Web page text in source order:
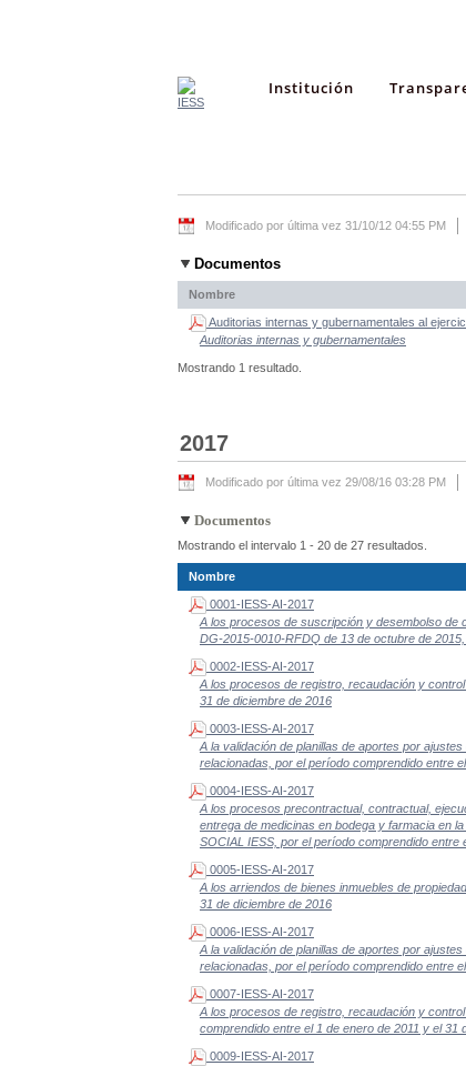
Institución
Modificado por última vez 31/10/12 04:55 PM
Documentos
Nombre
Auditorias internas y gubernamentales al
Auditorias internas y gubernamentales
Mostrando 1 resultado.
2017
Modificado por última vez 29/08/16 03:28 PM
Documentos
Mostrando el intervalo 1 - 20 de 27 resultados.
Nombre
0001-IESS-AI-2017
A los procesos de suscripción y desembolso de
DG-2015-0010-RFDQ de 13 de octubre de
0002-IESS-AI-2017
A los procesos de registro, recaudación y
31 de diciembre de 2016
0003-IESS-AI-2017
A la validación de planillas de aportes por
relacionadas, por el período comprendido entre
0004-IESS-AI-2017
A los procesos precontractual, contractual,
entrega de medicinas en bodega y farmacia en
SOCIAL IESS, por el período comprendido
0005-IESS-AI-2017
A los arriendos de bienes inmuebles de
31 de diciembre de 2016
0006-IESS-AI-2017
A la validación de planillas de aportes por
relacionadas, por el período comprendido entre
0007-IESS-AI-2017
A los procesos de registro, recaudación y
comprendido entre el 1 de enero de 2011 y el 31
0009-IESS-AI-2017